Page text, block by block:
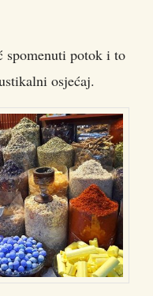
spomenuti potok i to
osjećaj.